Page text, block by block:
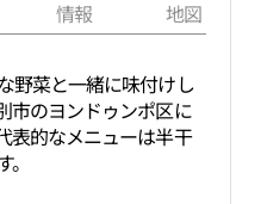
情報 地図
野菜と一緒に味付けし
市のヨンドゥンポ区に
表的なメニューは半干